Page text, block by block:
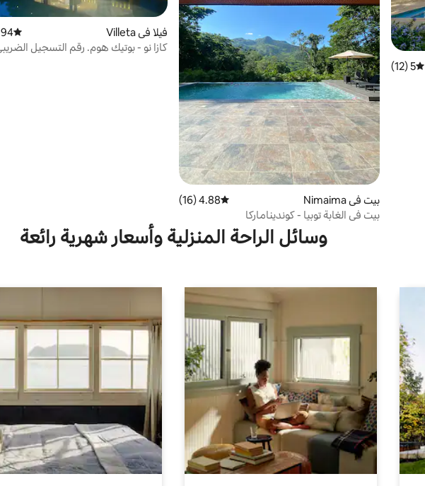
متوسط التقييم 5 من 5، 12 مراجعات
5 (12)
بيت في Nimaima متوسط التقييم 4.88 من 5، 16 مراجعات
4.88 (16)
بيت في الغابة توبيا - كونديناماركا
فيلا في Villeta متوسط
كازا نو - بوتيك هوم. رقم التسجيل
وسائل الراحة المنزلية وأسعار شهرية رائعة